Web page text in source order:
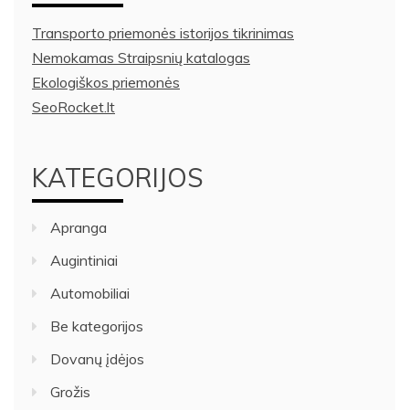
Transporto priemonės istorijos tikrinimas
Nemokamas Straipsnių katalogas
Ekologiškos priemonės
SeoRocket.lt
KATEGORIJOS
Apranga
Augintiniai
Automobiliai
Be kategorijos
Dovanų įdėjos
Grožis